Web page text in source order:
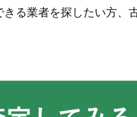
る業者を探したい方、